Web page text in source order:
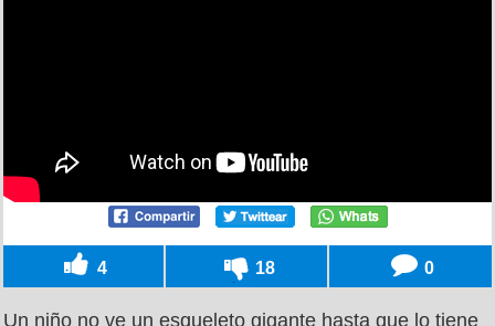
4 18 0
Un niño no ve un esqueleto gigante hasta que lo tiene